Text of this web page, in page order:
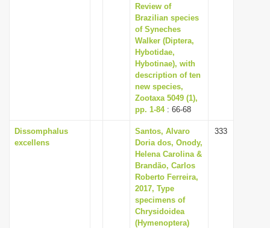
Review of
Brazilian species
of Syneches
Walker (Diptera,
Hybotidae,
Hybotinae), with
description of ten
new species,
Zootaxa 5049 (1),
pp. 1-84: 66-68
Dissomphalus
excellens
Santos, Alvaro
Doria dos, Onody,
Helena Carolina &
Brandão, Carlos
Roberto Ferreira,
2017, Type
specimens of
Chrysidoidea
(Hymenoptera)
333